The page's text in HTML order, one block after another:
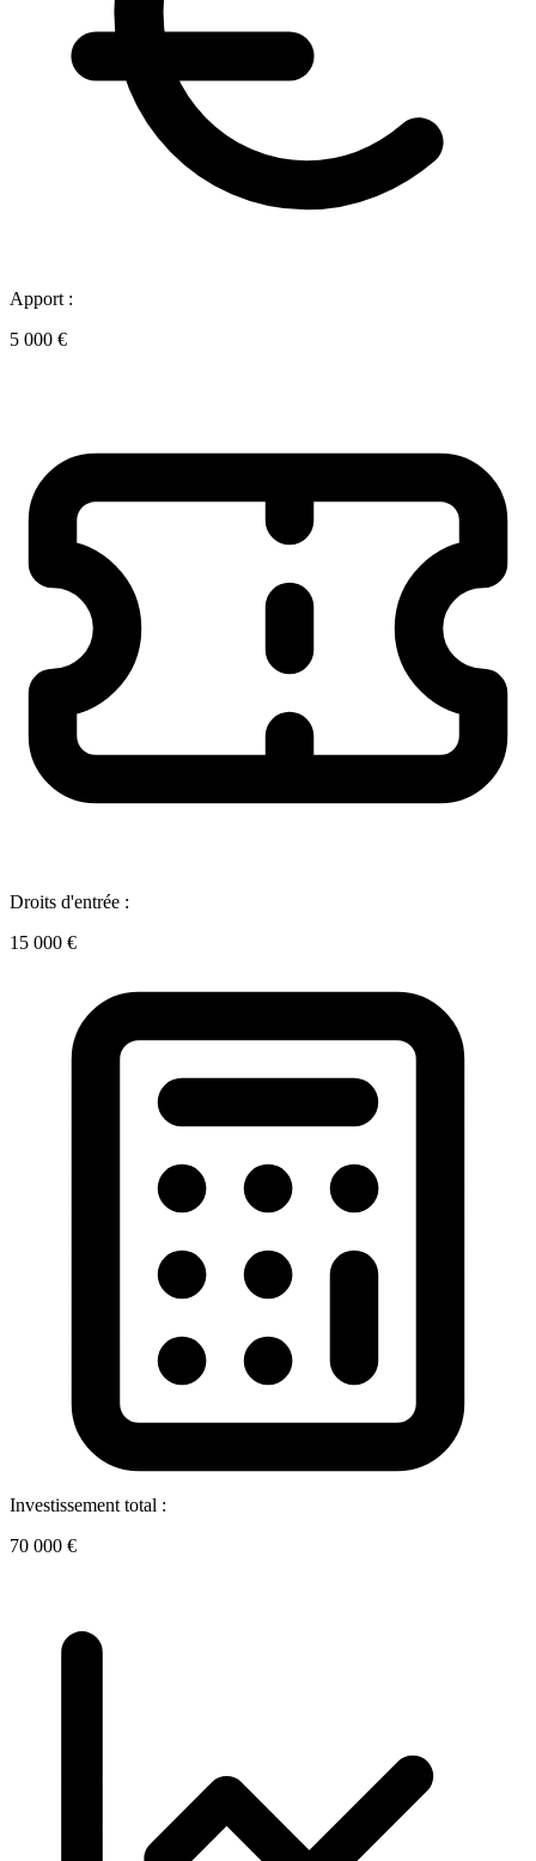
Apport :
5 000 €
Droits d'entrée :
15 000 €
Investissement total :
70 000 €